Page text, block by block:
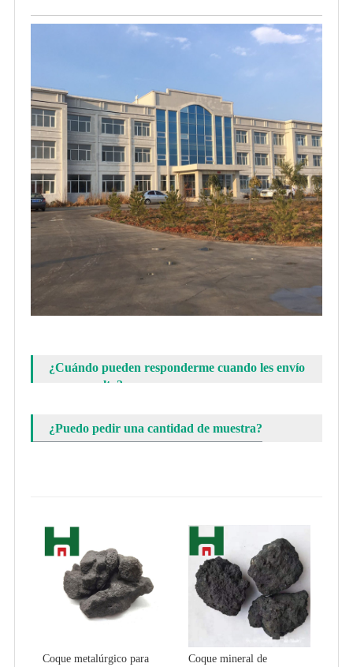
¿Cuándo pueden responderme cuando les envío
una consulta?
¿Puedo pedir una cantidad de muestra?
Coque metalúrgico para
Coque mineral de